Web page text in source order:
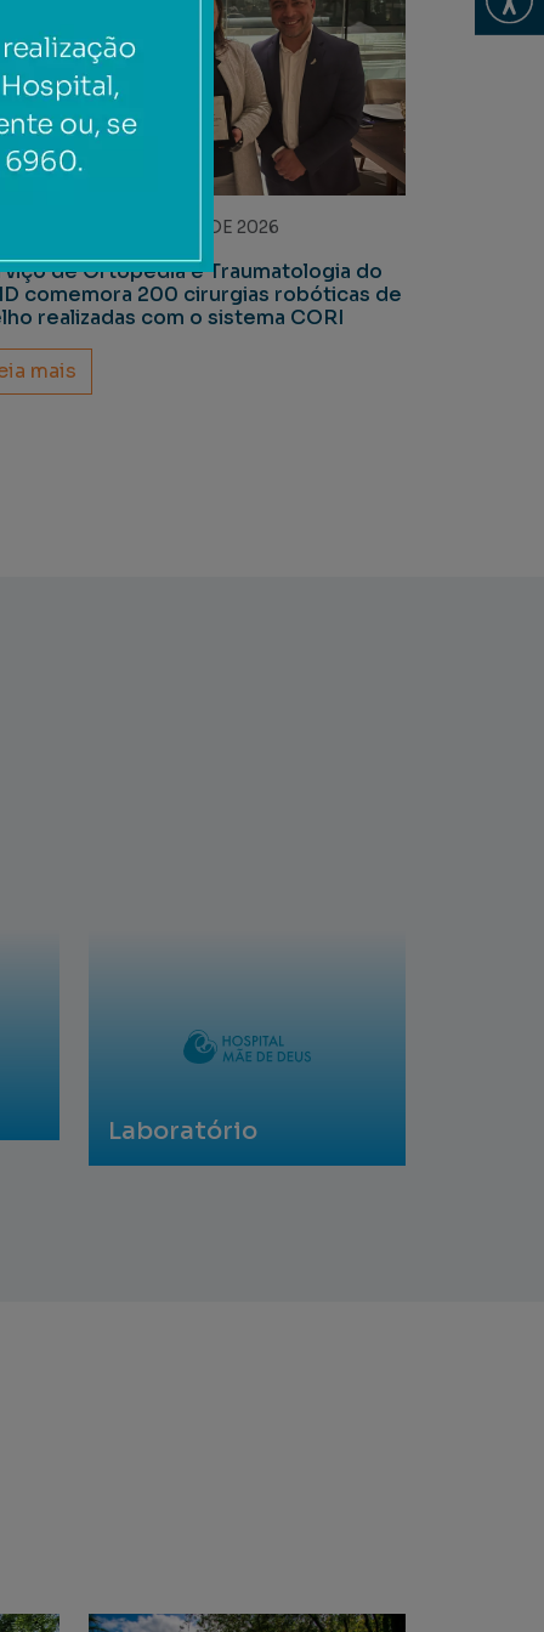
FEIRA, 3 DE JULHO DE 2026
de Ortopedia e Traumatologia do
comemora 200 cirurgias robóticas de
realizadas com o sistema CORI
mais
Laboratório